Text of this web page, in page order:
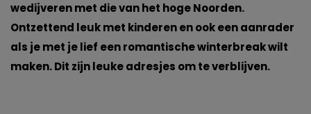
wedijveren met die van het hoge Noorden.
Ontzettend leuk met kinderen en ook een aanrader
als je met je lief een romantische winterbreak wilt
maken. Dit zijn leuke adresjes om te verblijven.